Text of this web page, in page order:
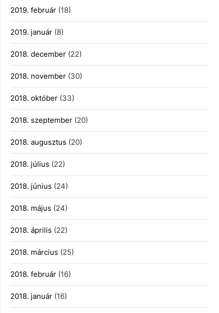
2019. február (18)
2019. január (8)
2018. december (22)
2018. november (30)
2018. október (33)
2018. szeptember (20)
2018. augusztus (20)
2018. július (22)
2018. június (24)
2018. május (24)
2018. április (22)
2018. március (25)
2018. február (16)
2018. január (16)